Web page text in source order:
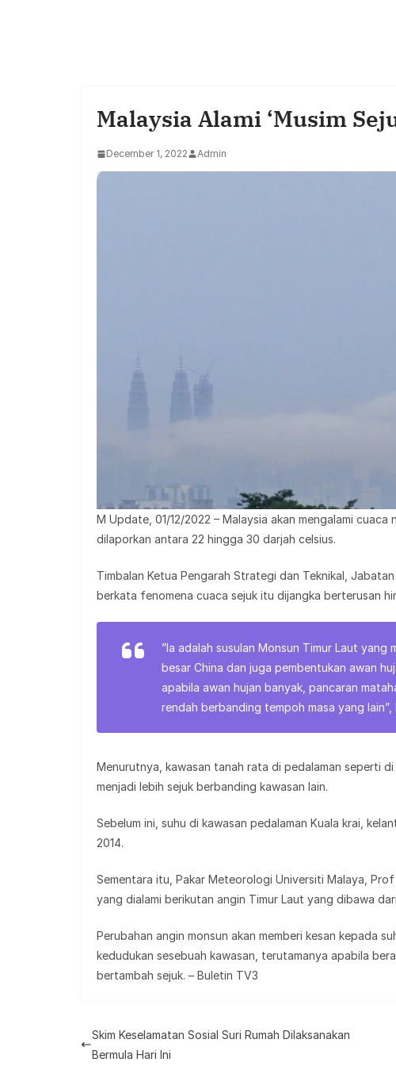
Malaysia Alami ‘Musim
December 1, 2022 Admin
M Update, 01/12/2022 – Malaysia akan mengalami
dilaporkan antara 22 hingga 30 darjah celsius.
Timbalan Ketua Pengarah Strategi dan Teknikal,
berkata fenomena cuaca sejuk itu dijangka berterusan
”Ia adalah susulan Monsun Timur Laut
besar China dan juga pembentukan awan
apabila awan hujan banyak, pancaran
rendah berbanding tempoh masa yang lain”,
Menurutnya, kawasan tanah rata di pedalaman seperti
menjadi lebih sejuk berbanding kawasan lain.
Sebelum ini, suhu di kawasan pedalaman Kuala krai,
2014.
Sementara itu, Pakar Meteorologi Universiti Malaya,
yang dialami berikutan angin Timur Laut yang dibawa
Perubahan angin monsun akan memberi kesan kepada
kedudukan sesebuah kawasan, terutamanya apabila
bertambah sejuk. – Buletin TV3
Skim Keselamatan Sosial Suri Rumah Dilaksanakan
Bermula Hari Ini